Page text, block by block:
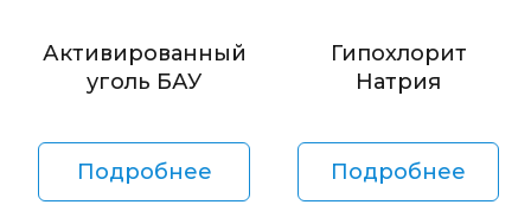
Активированный
уголь БАУ
Подробнее
Гипохлорит
Натрия
Подробнее